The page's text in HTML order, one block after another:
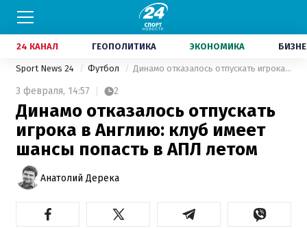
24 КАНАЛ ГЕОПОЛИТИКА ЭКОНОМИКА
Sport News 24 Футбол Динамо отказалось отпускать игрока в Англию: клуб имеет шансы попасть в АПЛ летом
3 февраля, 14:57 2
Динамо отказалось отпускать
игрока в Англию: клуб имеет
шансы попасть в АПЛ летом
Анатолий Дерека